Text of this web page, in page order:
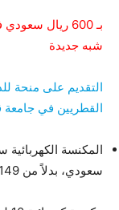
بـ 600 ريال
شبه جديدة
التقديم على منحة
القطريين في جامعة
سعودي، بدلاً من 149 ريال سعودي.